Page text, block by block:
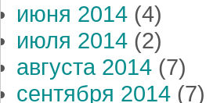
июня 2014 (4)
июля 2014 (2)
августа 2014 (7)
сентября 2014 (7)